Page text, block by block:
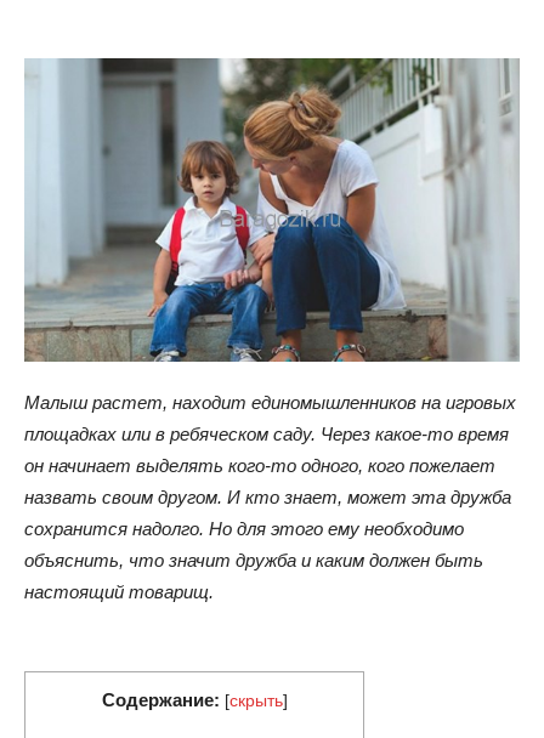
Малыш растет, находит единомышленников на игровых
площадках или в ребяческом саду. Через какое-то время
он начинает выделять кого-то одного, кого пожелает
назвать своим другом. И кто знает, может эта дружба
сохранится надолго. Но для этого ему необходимо
объяснить, что значит дружба и каким должен быть
настоящий товарищ.
Содержание: [скрыть]